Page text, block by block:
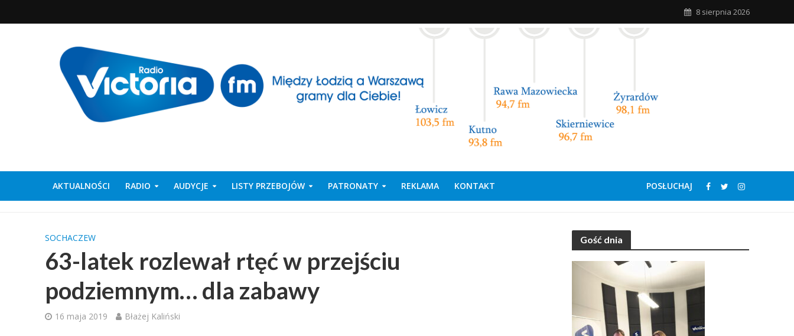
8 sierpnia 2026
AKTUALNOŚCI RADIO AUDYCJE LISTY PRZEBOJÓW PATRONATY REKLAMA KONTAKT POSŁUCHAJ
SOCHACZEW
63-latek rozlewał rtęć w przejściu
podziemnym… dla zabawy
16 maja 2019 Błażej Kaliński
Gość dnia